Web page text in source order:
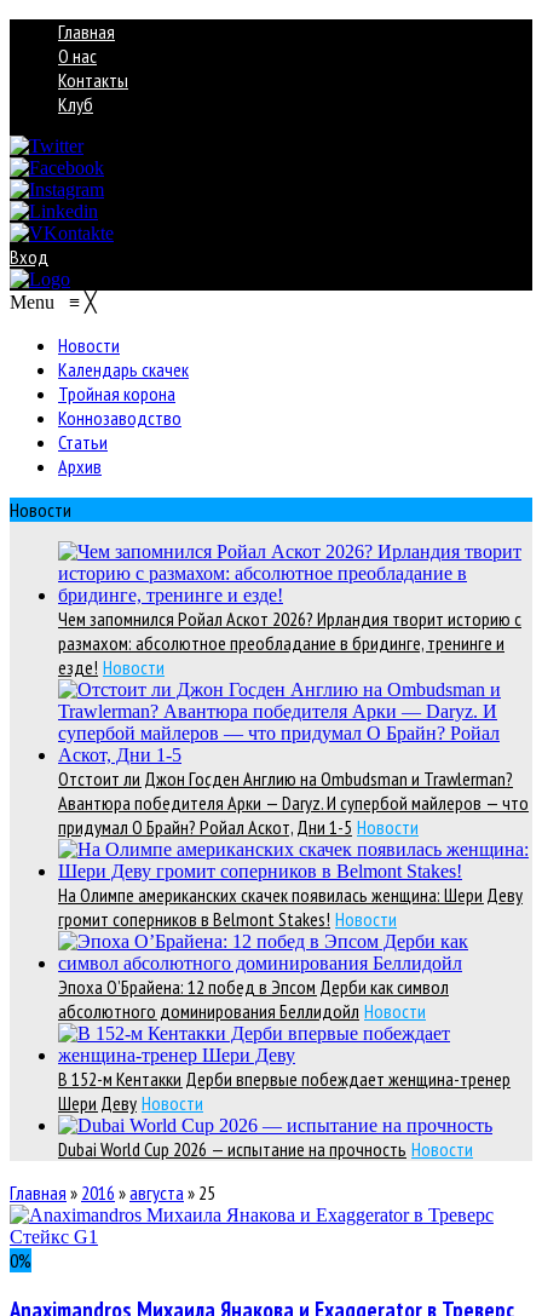
Главная
О нас
Контакты
Клуб
Вход
Menu ≡ ╳
Новости
Календарь скачек
Тройная корона
Коннозаводство
Статьи
Архив
Новости
Чем запомнился Ройал Аскот 2026? Ирландия творит историю с
размахом: абсолютное преобладание в бридинге, тренинге и
езде! Новости
Отстоит ли Джон Госден Англию на Ombudsman и Trawlerman?
Авантюра победителя Арки — Daryz. И супербой майлеров — что
придумал О Брайн? Ройал Аскот, Дни 1-5 Новости
На Олимпе американских скачек появилась женщина: Шери Деву
громит соперников в Belmont Stakes! Новости
Эпоха О’Брайена: 12 побед в Эпсом Дерби как символ
абсолютного доминирования Беллидойл Новости
В 152-м Кентакки Дерби впервые побеждает женщина-тренер
Шери Деву Новости
Dubai World Cup 2026 — испытание на прочность Новости
Главная » 2016 »августа » 25
0%
Anaximandros Михаила Янакова и Exaggerator в Треверс